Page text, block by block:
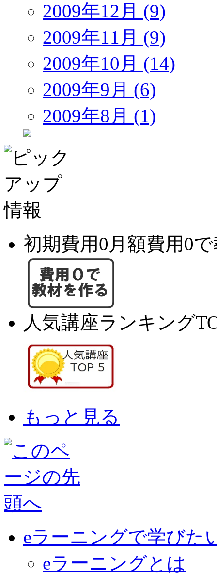
2009年12月 (9)
2009年11月 (9)
2009年10月 (14)
2009年9月 (6)
2009年8月 (1)
初期費用0月額費用0
人気講座ランキング
もっと見る
eラーニングで学びた
eラーニングとは